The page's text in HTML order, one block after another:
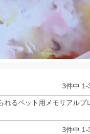
3件中 1-
れるペット用メモリアルプ
3件中 1-